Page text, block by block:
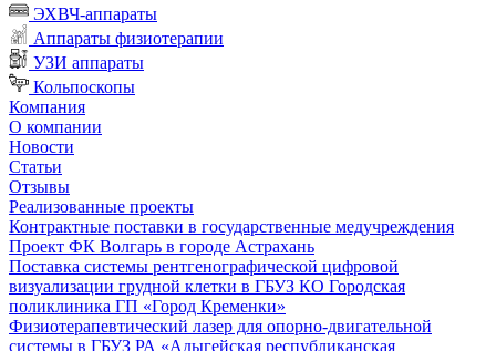
ЭХВЧ-аппараты
Аппараты физиотерапии
УЗИ аппараты
Кольпоскопы
Компания
О компании
Новости
Статьи
Отзывы
Реализованные проекты
Контрактные поставки в государственные медучреждения
Проект ФК Волгарь в городе Астрахань
Поставка системы рентгенографической цифровой
визуализации грудной клетки в ГБУЗ КО Городская
поликлиника ГП «Город Кременки»
Физиотерапевтический лазер для опорно-двигательной
системы в ГБУЗ РА «Адыгейская республиканская